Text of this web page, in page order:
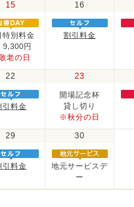
15
特別料金
円
老の日
16
割引料金
22
引料金
23
開場記念杯
貸し切り
※秋分の日
29
引料金
30
地元サービスデ
ー